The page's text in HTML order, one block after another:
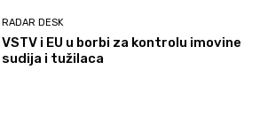
RADAR DESK
VSTV i EU u borbi za kontrolu imovine
sudija i tužilaca